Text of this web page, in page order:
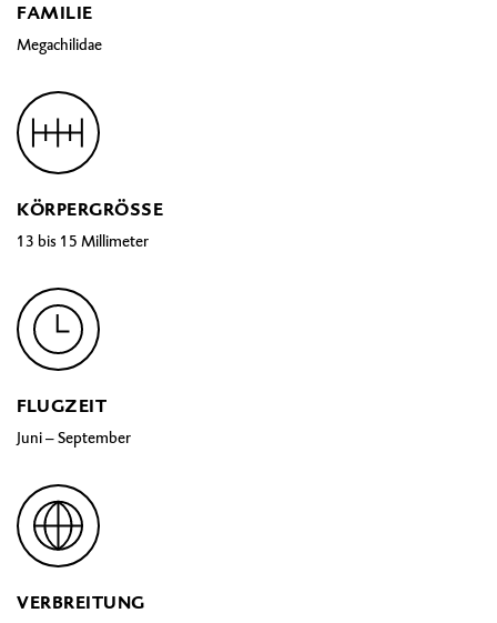
FAMILIE
Megachilidae
KÖRPERGRÖSSE
13 bis 15 Millimeter
FLUGZEIT
Juni – September
VERBREITUNG